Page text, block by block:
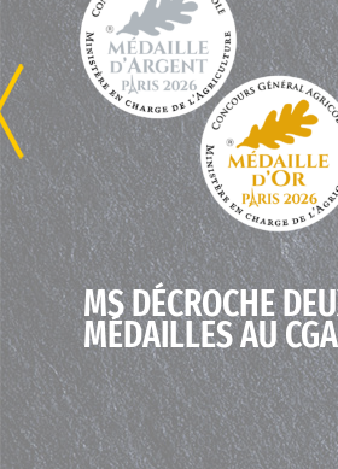
MS DÉCROCHE
MÉDAILLES AU